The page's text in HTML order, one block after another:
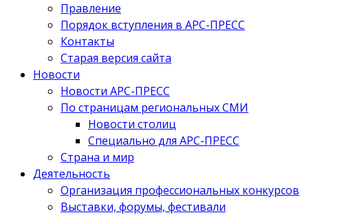
Правление
Порядок вступления в АРС-ПРЕСС
Контакты
Старая версия сайта
Новости
Новости АРС-ПРЕСС
По страницам региональных СМИ
Новости столиц
Специально для АРС-ПРЕСС
Страна и мир
Деятельность
Организация профессиональных конкурсов
Выставки, форумы, фестивали